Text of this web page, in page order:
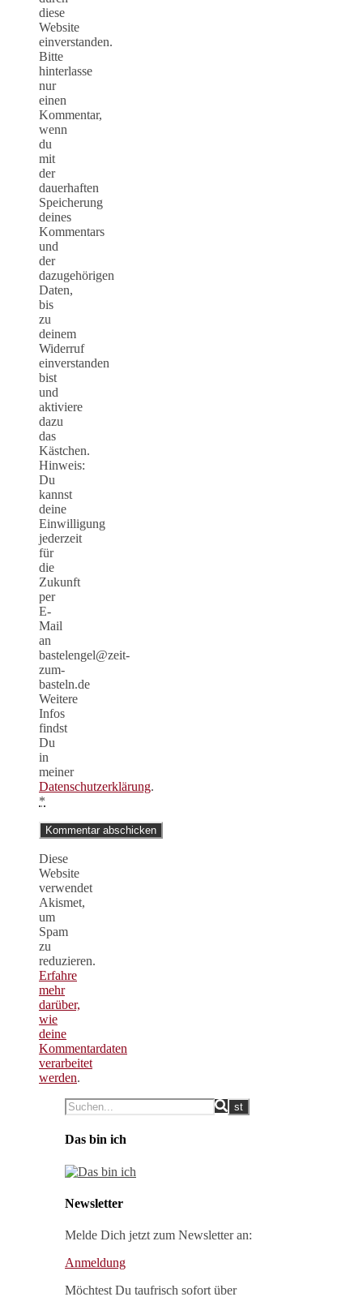
diese
Website
einverstanden.
Bitte
hinterlasse
nur
einen
Kommentar,
wenn
du
mit
der
dauerhaften
Speicherung
deines
Kommentars
und
der
dazugehörigen
Daten,
bis
zu
deinem
Widerruf
einverstanden
bist
und
aktiviere
dazu
das
Kästchen.
Hinweis:
Du
kannst
deine
Einwilligung
jederzeit
für
die
Zukunft
per
E-
Mail
an
bastelengel@zeit-
zum-
basteln.de
Weitere
Infos
findst
Du
in
meiner
Datenschutzerklärung.
*
Diese
Website
verwendet
Akismet,
um
Spam
zu
reduzieren.
Erfahre
mehr
darüber,
wie
deine
Kommentardaten
verarbeitet
werden.
Das bin ich
Newsletter
Melde Dich jetzt zum Newsletter an:
Anmeldung
Möchtest Du taufrisch sofort über